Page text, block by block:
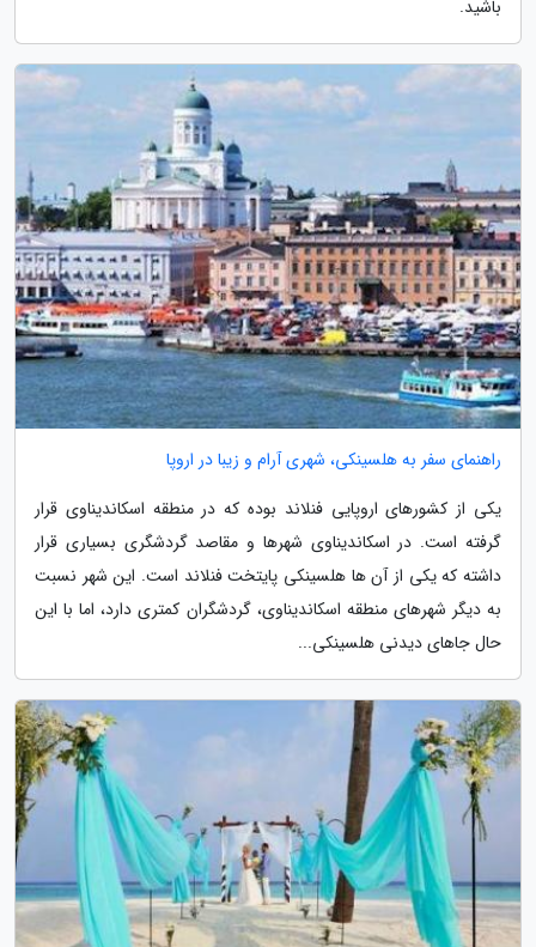
باشید.
راهنمای سفر به هلسینکی، شهری آرام و زیبا در اروپا
یکی از کشورهای اروپایی فنلاند بوده که در منطقه اسکاندیناوی قرار
گرفته است. در اسکاندیناوی شهرها و مقاصد گردشگری بسیاری قرار
داشته که یکی از آن ها هلسینکی پایتخت فنلاند است. این شهر نسبت
به دیگر شهرهای منطقه اسکاندیناوی، گردشگران کمتری دارد، اما با این
حال جاهای دیدنی هلسینکی...